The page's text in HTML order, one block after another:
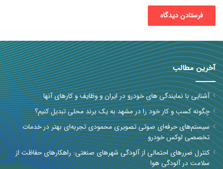
آخرین مطالب
آشنایی با نمایندگی های خودرو در ایران و وظایف و کارهای آنها
چگونه کسب و کار خود را در مشهد به یک برند محلی تبدیل کنیم؟
سیستم‌های حرفه‌ای صوتی تصویری محمودی تجربه‌ای بهتر در خدمات
تخصصی لوکس خودرو
کنترل ضررهای احتمالی از آلودگی شهرهای صنعتی: راهکارهای حفاظت از
سلامت در آلودگی هوا